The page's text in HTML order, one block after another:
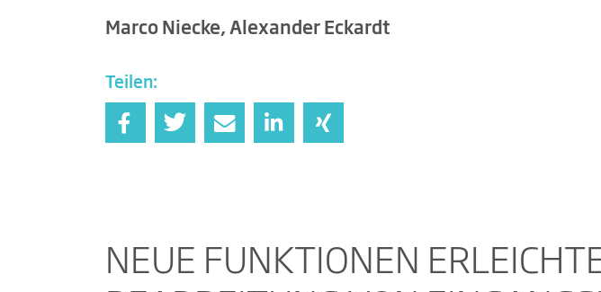
Marco Niecke, Alexander Eckardt
Teilen:
NEUE FUNKTIONEN